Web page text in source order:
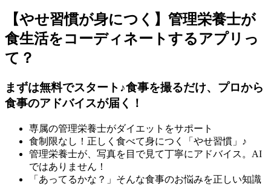
【やせ習慣が身につく】管理栄養士が
食生活をコーディネートするアプリっ
て？
まずは無料でスタート♪食事を撮るだけ、プロから
食事のアドバイスが届く！
専属の管理栄養士がダイエットをサポート
食制限なし！正しく食べて身につく「やせ習慣」♪
管理栄養士が、写真を目で見て丁寧にアドバイス。AI
ではありません！
「あってるかな？」そんな食事のお悩みを正しい知識